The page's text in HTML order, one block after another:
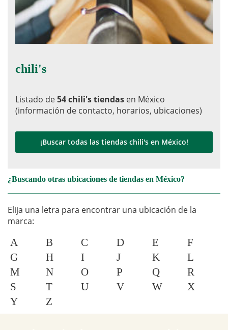
chili's
Listado de54 chili's tiendas en México
(información de contacto, horarios, ubicaciones)
¡Buscar todas las tiendas chili's en México!
¿Buscando otras ubicaciones de tiendas en México?
Elija una letra para encontrar una ubicación de la
marca:
A B C D E
F
G
H I J K
L
M
N O P Q
R
S
T U V W
X
Y
Z